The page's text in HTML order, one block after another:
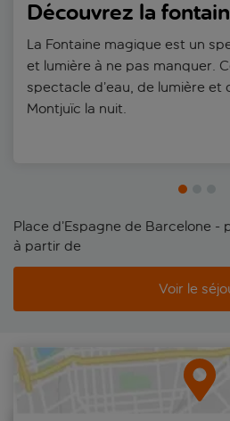
Découvrez la
La Fontaine magique est un
et lumière à ne pas manquer.
spectacle d’eau, de lumière et
Montjuïc la nuit.
Place d’Espagne de Barcelone -
à partir de
Voir le